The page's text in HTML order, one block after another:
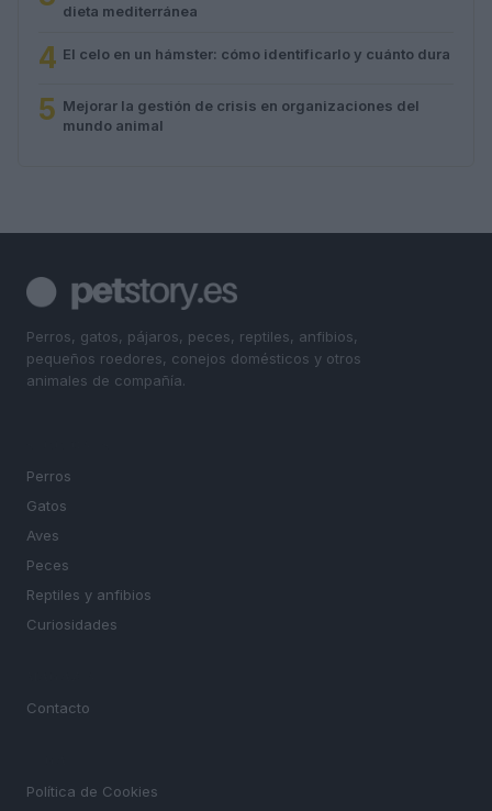
dieta mediterránea
4 El celo en un hámster: cómo identificarlo y cuánto dura
5 Mejorar la gestión de crisis en organizaciones del
mundo animal
Perros, gatos, pájaros, peces, reptiles, anfibios,
pequeños roedores, conejos domésticos y otros
animales de compañía.
Perros
Gatos
Aves
Peces
Reptiles y anfibios
Curiosidades
Contacto
Política de Cookies